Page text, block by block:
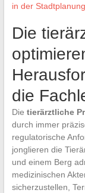
in der
Die
die
Die tierärztliche
durch immer
regulatorische
jonglieren die
und einem Berg
medizinischen
sicherzustellen,